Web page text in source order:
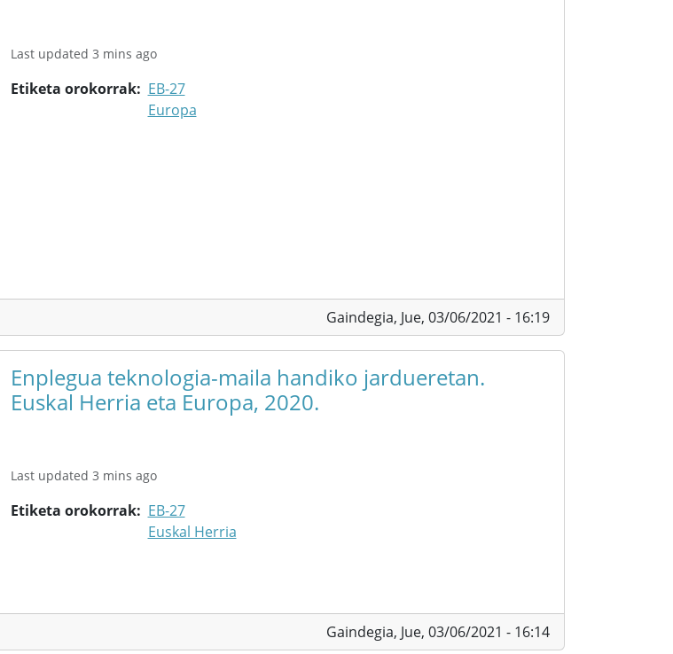
Last updated 3 mins ago
Etiketa orokorrak
EB-27
Europa
Gaindegia, Jue, 03/06/2021 - 16:19
Enplegua teknologia-maila handiko jardueretan.
Euskal Herria eta Europa, 2020.
Last updated 3 mins ago
Etiketa orokorrak
EB-27
Euskal Herria
Gaindegia, Jue, 03/06/2021 - 16:14